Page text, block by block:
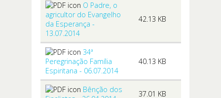
O Padre, o
agricultor do Evangelho
da Esperança -
13.07.2014
42.13 KB
34ª
Peregrinação Família
Espiritana - 06.07.2014
40.13 KB
Bênção dos
37.01 KB